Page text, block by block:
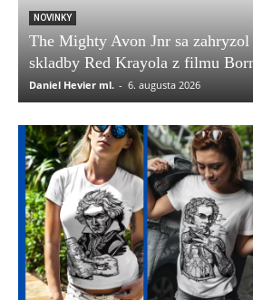
NOVINKY
The Mighty Avon Jnr sa
skladby Red Krayola z filmu
Daniel Hevier ml. - 6. augusta 2026